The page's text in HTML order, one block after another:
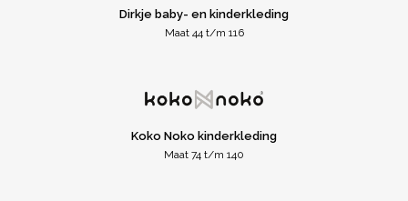
Dirkje baby- en kinderkleding
Maat 44 t/m 116
Koko Noko kinderkleding
Maat 74 t/m 140